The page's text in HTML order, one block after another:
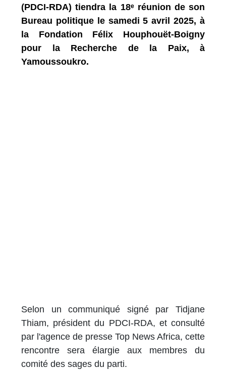
(PDCI-RDA) tiendra la 18ᵉ réunion de son
Bureau politique le samedi 5 avril 2025, à
la Fondation Félix Houphouët-Boigny
pour la Recherche de la Paix, à
Yamoussoukro.
Selon un communiqué signé par Tidjane
Thiam, président du PDCI-RDA, et consulté
par l'agence de presse Top News Africa, cette
rencontre sera élargie aux membres du
comité des sages du parti.